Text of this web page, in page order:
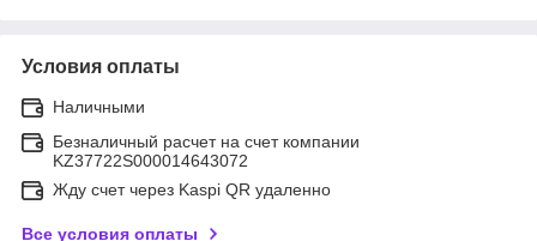
Условия оплаты
Наличными
Безналичный расчет на счет компании
KZ37722S000014643072
Жду счет через Kaspi QR удаленно
Все условия оплаты